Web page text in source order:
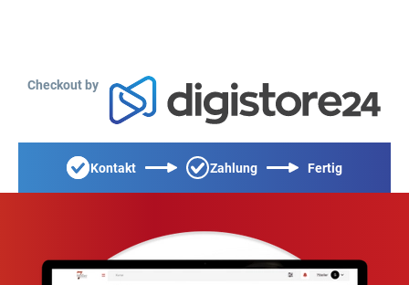
Checkout by
Kontakt Zahlung Fertig